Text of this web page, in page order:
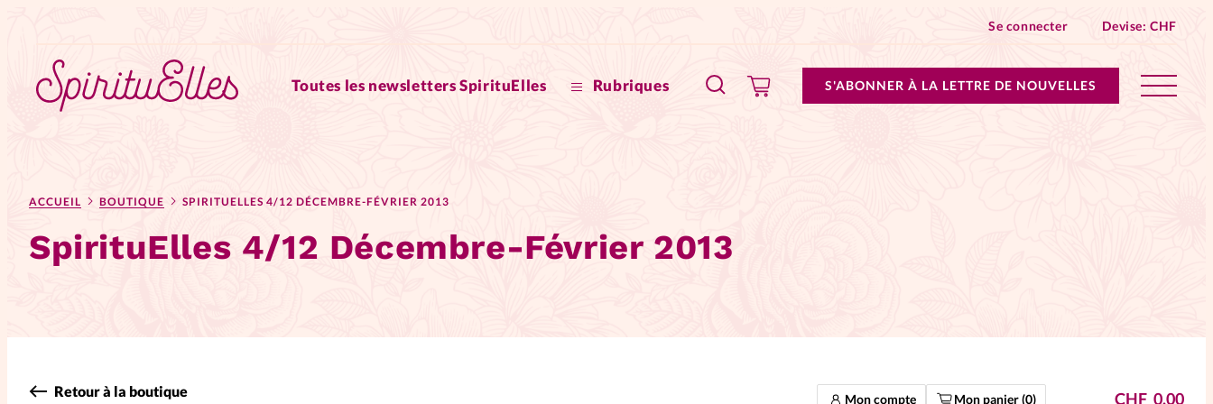
Toutes les newsletters SpirituElles Rubriques
Se connecter Devise:CHF
S'ABONNER À LA LETTRE DE NOUVELLES
Actus au féminin
Chroniques
Dossiers
Edito
Elles nous inspirent
Faire un don
ACCUEIL BOUTIQUE SPIRITUELLES 4/12 DÉCEMBRE-FÉVRIER 2013
SpirituElles 4/12 Décembre-Février 2013
Retour à la boutique Mon compte Mon panier (0) CHF 0.00